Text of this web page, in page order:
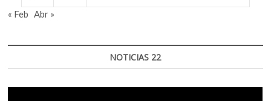
« Feb Abr »
NOTICIAS 22